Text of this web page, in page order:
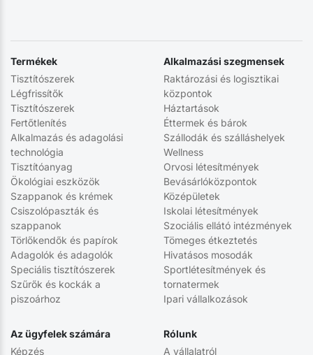
Termékek
Tisztítószerek
Légfrissítők
Tisztítószerek
Fertőtlenítés
Alkalmazás és adagolási
technológia
Tisztítóanyag
Ökológiai eszközök
Szappanok és krémek
Csiszolópaszták és
szappanok
Törlőkendők és papírok
Adagolók és adagolók
Speciális tisztítószerek
Szűrők és kockák a
piszoárhoz
Alkalmazási szegmensek
Raktározási és logisztikai
központok
Háztartások
Éttermek és bárok
Szállodák és szálláshelyek
Wellness
Orvosi létesítmények
Bevásárlóközpontok
Középületek
Iskolai létesítmények
Szociális ellátó intézmények
Tömeges étkeztetés
Hivatásos mosodák
Sportlétesítmények és
tornatermek
Ipari vállalkozások
Az ügyfelek számára
Képzés
Rólunk
A vállalatról